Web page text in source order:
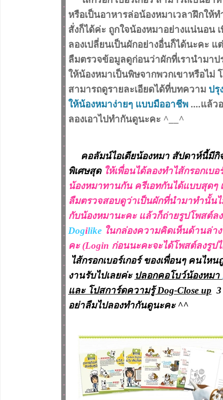
หรือเป็นอาหารล่อน้องหมาเวลาฝึกให้
สั่งก็ได้ค่ะ ถูกใจน้องหมาอย่างแน่นอน
ลองเปลี่ยนเป็นผักอย่างอื่นก็ได้นะคะ แ
ลืมตรวจข้อมูลดูก่อนว่าผักที่เรานำมาป
ให้น้องหมาเป็นพิษจากพวกเขาหรือไม่
สามารถดูรายละเอียดได้ที่บทความ ปรุ
ให้น้องหมาง่ายๆ แบบมืออาชีพ ....แล้ว
ลองเอาไปทำกันดูนะคะ ^__^
คอลัมน์ไอเดียน้องหมา สัปดาห์นี้มีกิ
พิเศษสุด ให้เพื่อนได้ลองทำไส้กรอกเบอ
น้องหมาทานกัน ครีเอทกันได้แบบสุดๆ
ลืมตรวจสอบดูว่าเป็นผักที่นำมาทำนั้น
กับน้องหมานะคะ แล้วก็ถ่ายรูปโพสต์ลง
Dogilike ในกล่องความคิดเห็นด้านล่าง
คะ (Login ก่อนนะคะจะได้โพสต์ลงรูป
ไส้กรอกเบอร์เกอร์ ของเพื่อนๆ คนไหน
งานรับไปเลยค่ะ ปลอกคอโบว์น้องหมา
และ โปสการ์ดความรู้ Dog-Close up
อย่าลืมไปลองทำกันดูนะคะ ^^